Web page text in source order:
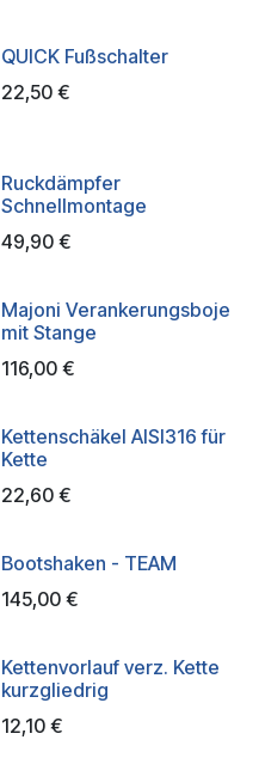
QUICK Fußschalter
22,50€
Ruckdämpfer
Schnellmontage
49,90€
Majoni Verankerungsboje
mit Stange
116,00€
Kettenschäkel AISI316 für
Kette
22,60€
Bootshaken - TEAM
145,00€
Kettenvorlauf verz. Kette
kurzgliedrig
12,10€